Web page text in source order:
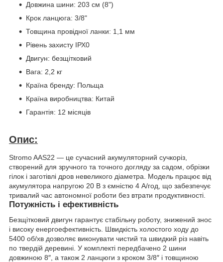
Довжина шини: 203 см (8")
Крок ланцюга: 3/8"
Товщина провідної ланки: 1,1 мм
Рівень захисту ІРХ0
Двигун: безщітковий
Вага: 2,2 кг
Країна бренду: Польща
Країна виробництва: Китай
Гарантія: 12 місяців
Опис:
Stromo AAS22 — це сучасний акумуляторний сучкоріз,
створений для зручного та точного догляду за садом, обрізки
гілок і заготівлі дров невеликого діаметра. Модель працює від
акумулятора напругою 20 В з ємністю 4 А/год, що забезпечує
тривалий час автономної роботи без втрати продуктивності.
Потужність і ефективність
Безщітковий двигун гарантує стабільну роботу, знижений знос
і високу енергоефективність. Швидкість холостого ходу до
5400 об/хв дозволяє виконувати чистий та швидкий різ навіть
по твердій деревині. У комплекті передбачено 2 шини
довжиною 8″, а також 2 ланцюги з кроком 3/8″ і товщиною